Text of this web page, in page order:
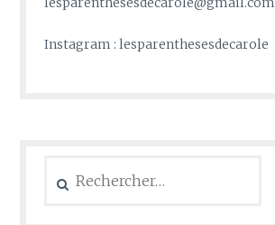
Instagram : lesparenthesesdecarole